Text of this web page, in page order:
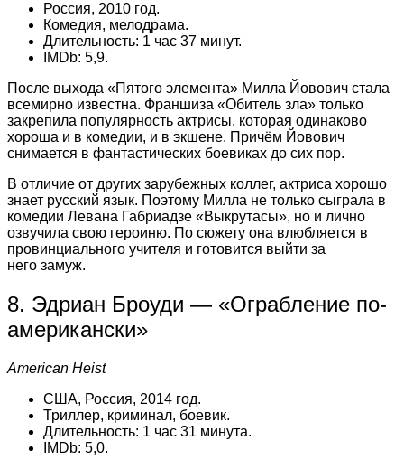
Россия, 2010 год.
Комедия, мелодрама.
Длительность: 1 час 37 минут.
IMDb: 5,9.
После выхода «Пятого элемента» Милла Йовович стала
всемирно известна. Франшиза «Обитель зла» только
закрепила популярность актрисы, которая одинаково
хороша и в комедии, и в экшене. Причём Йовович
снимается в фантастических боевиках до сих пор.
В отличие от других зарубежных коллег, актриса хорошо
знает русский язык. Поэтому Милла не только сыграла в
комедии Левана Габриадзе «Выкрутасы», но и лично
озвучила свою героиню. По сюжету она влюбляется в
провинциального учителя и готовится выйти за
него замуж.
8. Эдриан Броуди — «Ограбление по-
американски»
American Heist
США, Россия, 2014 год.
Триллер, криминал, боевик.
Длительность: 1 час 31 минута.
IMDb: 5,0.